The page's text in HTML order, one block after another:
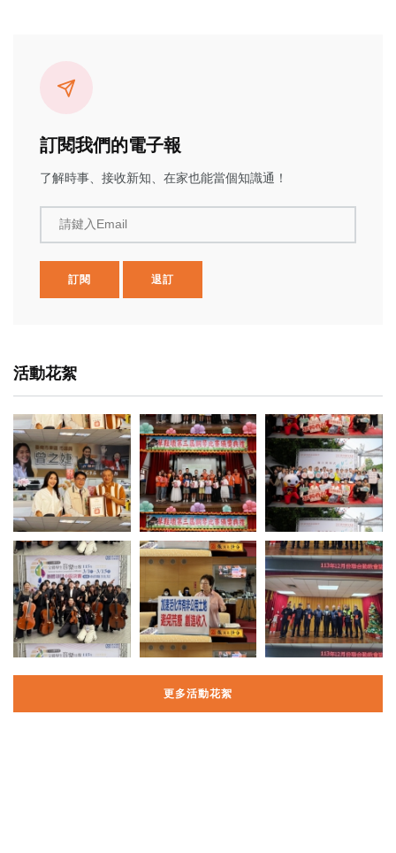
訂閱我們的電子報
了解時事、接收新知、在家也能當個知識通！
請鍵入Email
訂閱 退訂
活動花絮
更多活動花絮